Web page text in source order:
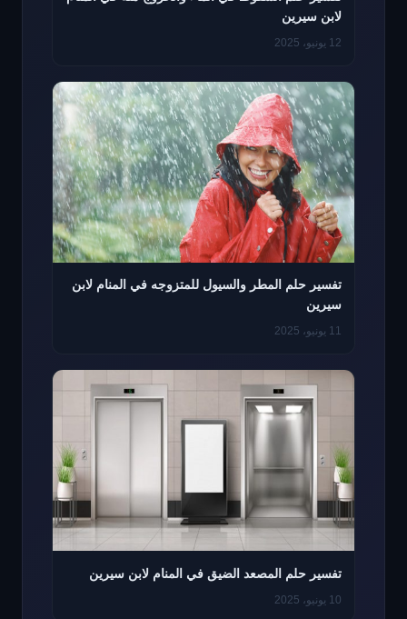
لابن سيرين
12 يونيو، 2025
تفسير حلم المطر والسيول للمتزوجه في المنام لابن
سيرين
11 يونيو، 2025
تفسير حلم المصعد الضيق في المنام لابن سيرين
10 يونيو، 2025